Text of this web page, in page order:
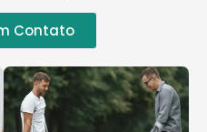
Contato